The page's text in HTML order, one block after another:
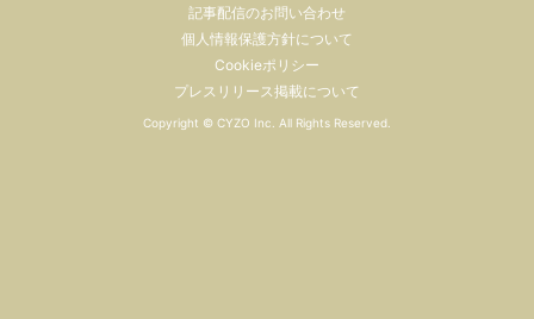
記事配信のお問い合わせ
個人情報保護方針について
Cookieポリシー
プレスリリース掲載について
Copyright © CYZO Inc. All Rights Reserved.